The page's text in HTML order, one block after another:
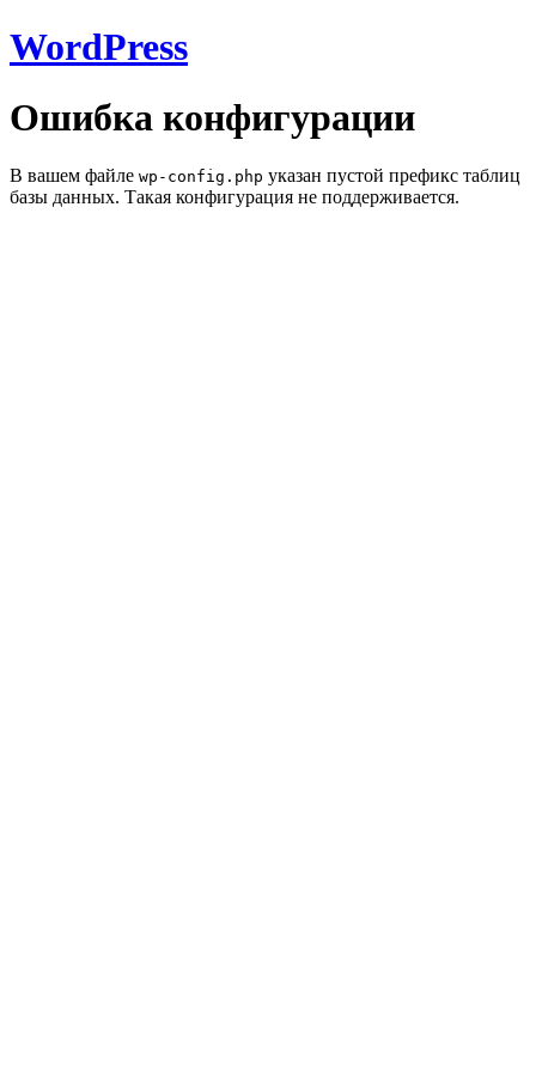
WordPress
Ошибка конфигурации
В вашем файле wp-config.php указан пустой префикс таблиц
базы данных. Такая конфигурация не поддерживается.